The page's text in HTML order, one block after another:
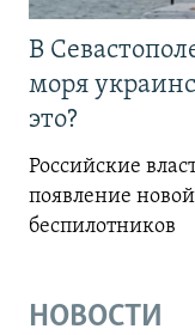
В
моря
это?
Российские
появление
беспилотников
НОВОСТИ